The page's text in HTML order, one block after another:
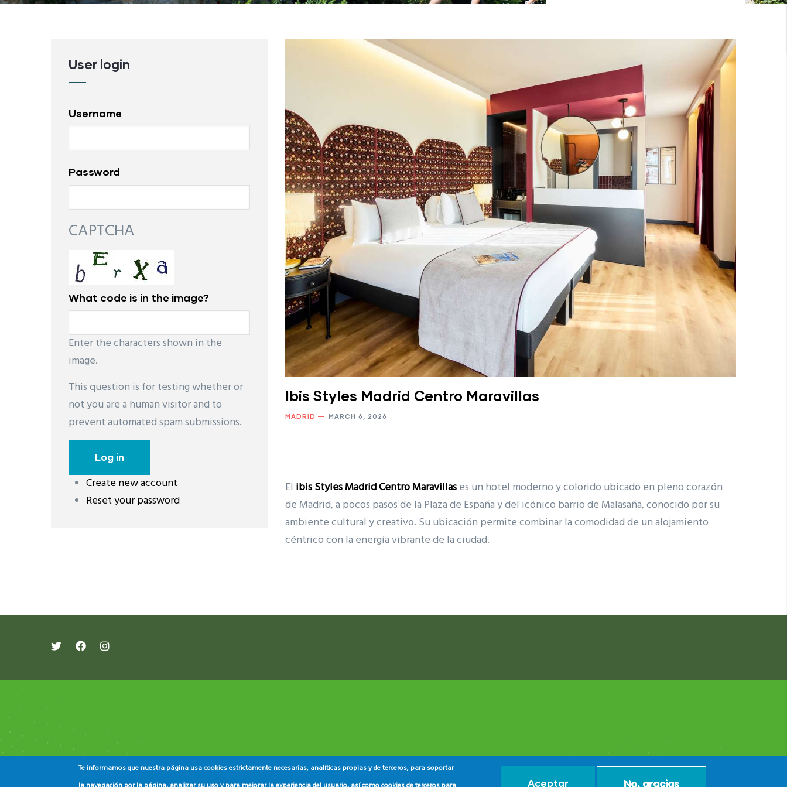
Ibis Styles Madrid Centro Maravillas
MADRID MARCH 6, 2026
El ibis Styles Madrid Centro Maravillases un hotel moderno y colorido ubicado en pleno corazón
de Madrid, a pocos pasos de la Plaza de Españay del icónico barrio de Malasaña, conocido por su
ambiente cultural y creativo. Su ubicación permite combinar la comodidad de un alojamiento
céntrico con la energía vibrante de la ciudad.
User login
Username
Password
CAPTCHA
What code is in the image?
Enter the characters shown in the
image.
This question is for testing whether or
not you are a human visitor and to
prevent automated spam submissions.
Create new account
Reset your password
Te informamos que nuestra página usa cookies estrictamente necesarias, analíticas propias y de terceros, para soportar
Aceptar No, gracias